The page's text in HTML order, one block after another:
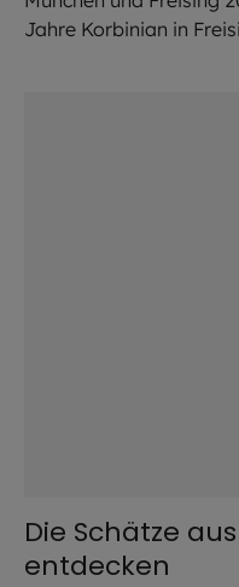
Jahre Korbinian in
Die Schätze
entdecken